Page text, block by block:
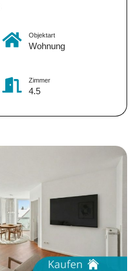
Objektart
Wohnung
Zimmer
4.5